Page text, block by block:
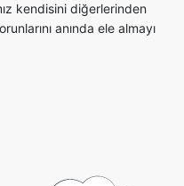
kendisini diğerlerinden
anında ele almayı